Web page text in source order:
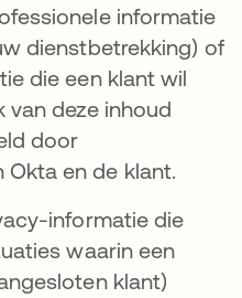
informatie
dienstbetrekking) of
die een klant wil
van deze inhoud
door
en de klant.
informatie die
waarin een
klant)